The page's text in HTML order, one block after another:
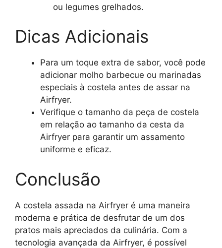
ou legumes grelhados.
Dicas Adicionais
Para um toque extra de sabor, você pode
adicionar molho barbecue ou marinadas
especiais à costela antes de assar na
Airfryer.
Verifique o tamanho da peça de costela
em relação ao tamanho da cesta da
Airfryer para garantir um assamento
uniforme e eficaz.
Conclusão
A costela assada na Airfryer é uma maneira
moderna e prática de desfrutar de um dos
pratos mais apreciados da culinária. Com a
tecnologia avançada da Airfryer, é possível